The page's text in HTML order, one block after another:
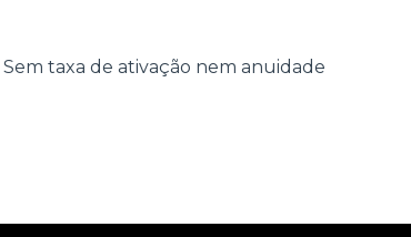
Sem taxa de ativação nem anuidade